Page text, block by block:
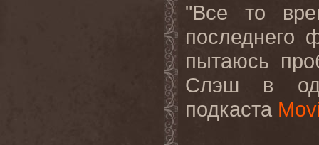
"Все то
пытаюсь
Слэш в
подкаста